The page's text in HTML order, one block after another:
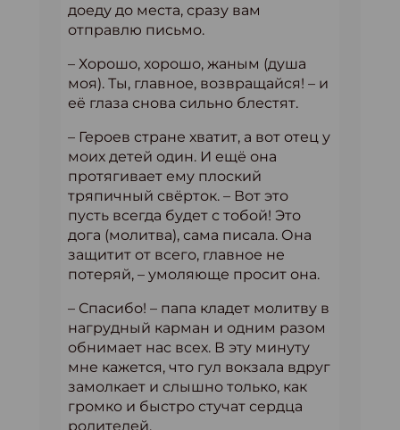
доеду до места, сразу вам
отправлю письмо.
– Хорошо, хорошо, жаным (душа
моя). Ты, главное, возвращайся! – и
её глаза снова сильно блестят.
– Героев стране хватит, а вот отец у
моих детей один. И ещё она
протягивает ему плоский
тряпичный свёрток. – Вот это
пусть всегда будет с тобой! Это
дога (молитва), сама писала. Она
защитит от всего, главное не
потеряй, – умоляюще просит она.
– Спасибо! – папа кладет молитву в
нагрудный карман и одним разом
обнимает нас всех. В эту минуту
мне кажется, что гул вокзала вдруг
замолкает и слышно только, как
громко и быстро стучат сердца
родителей.